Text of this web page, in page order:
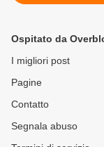
Ospitato da
I migliori post
Pagine
Contatto
Segnala abuso